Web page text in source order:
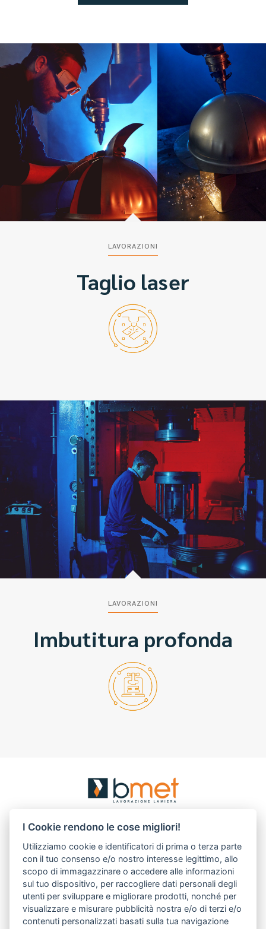
LAVORAZIONI
Taglio laser
LAVORAZIONI
Imbutitura profonda
via Albert Einstein, 1/D
30033 Noale (VE) Italy
T.+39.041.5801891
F. +39.041.5828392
R.E.A Venezia 375045
P.I. 04206670277
I Cookie rendono le cose migliori!
Utilizziamo cookie e identificatori di prima o terza parte
con il tuo consenso e/o nostro interesse legittimo, allo
scopo di immagazzinare o accedere alle informazioni
sul tuo dispositivo, per raccogliere dati personali degli
utenti per sviluppare e migliorare prodotti, nonché per
visualizzare e misurare pubblicità nostra e/o di terzi e/o
contenuti personalizzati basati sulla tua navigazione